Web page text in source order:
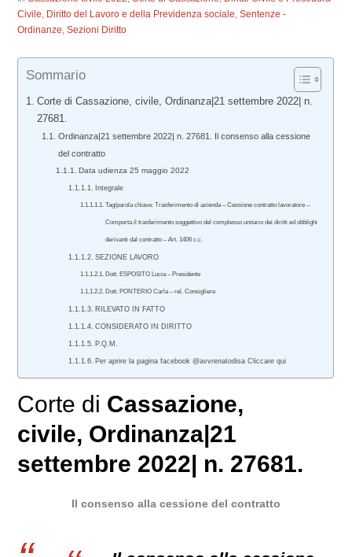
Civile, Diritto del Lavoro e della Previdenza sociale,Sentenze -
Ordinanze,Sezioni Diritto
Sommario
Corte di Cassazione, civile, Ordinanza|21 settembre 2022| n.
27681.
Ordinanza|21 settembre 2022| n. 27681. Il consenso alla cessione
del contratto
Data udienza 25 maggio 2022
Integrale
Tag/parola chiave: Trasferimento di azienda – Cessione contratto lavoratore –
Comporta il trasferimento soggettivo del complesso unitario dei diritti ed obblighi
derivanti dal contratto – Art. 1406 c.c.
SEZIONE LAVORO
Dott. ESPOSITO Lucia – Presidente
Dott. PONTERIO Carla – rel. Consigliere
RILEVATO IN FATTO
CONSIDERATO IN DIRITTO
P.Q.M.
Per aprire la pagina facebook @avvrenatodisa Cliccare qui
Corte di Cassazione,
civile, Ordinanza|21
settembre 2022| n. 27681.
Il consenso alla cessione del contratto